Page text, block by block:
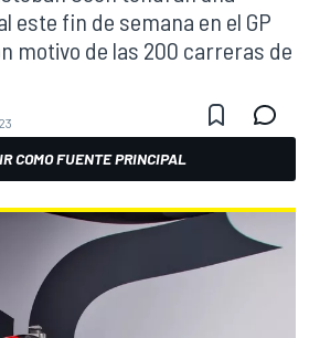
este fin de semana en el GP
motivo de las 200 carreras de
COMO FUENTE PRINCIPAL